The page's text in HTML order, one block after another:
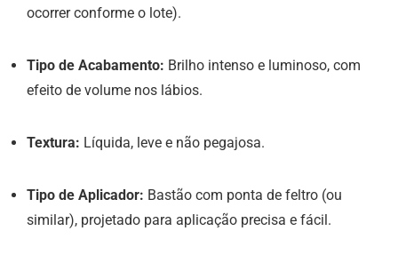
ocorrer conforme o lote).
Tipo de Acabamento: Brilho intenso e luminoso, com
efeito de volume nos lábios.
Textura: Líquida, leve e não pegajosa.
Tipo de Aplicador: Bastão com ponta de feltro (ou
similar), projetado para aplicação precisa e fácil.